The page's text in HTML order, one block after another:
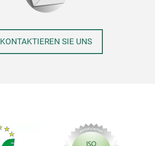
KONTAKTIEREN SIE UNS